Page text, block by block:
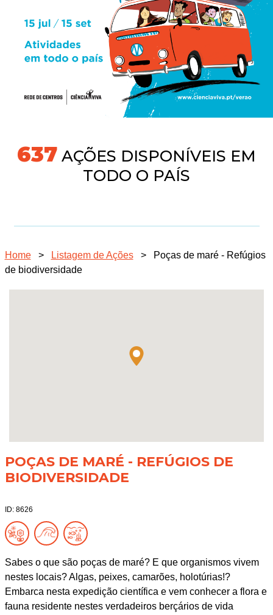
677 AÇÕES DISPONÍVEIS EM
TODO O PAÍS
Home > Listagem de Ações >
Poças de maré - Refúgios
de biodiversidade
POÇAS DE MARÉ - REFÚGIOS DE
BIODIVERSIDADE
ID: 8626
Sabes o que são poças de maré? E que organismos vivem
nestes locais? Algas, peixes, camarões, holotúrias!?
Embarca nesta expedição científica e vem conhecer a flora e
fauna residente nestes verdadeiros berçários de vida